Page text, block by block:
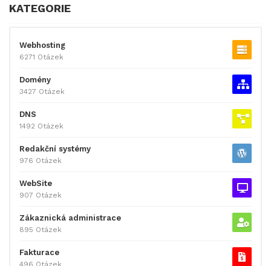
KATEGORIE
Webhosting
6271 Otázek
Domény
3427 Otázek
DNS
1492 Otázek
Redakční systémy
976 Otázek
WebSite
907 Otázek
Zákaznická administrace
895 Otázek
Fakturace